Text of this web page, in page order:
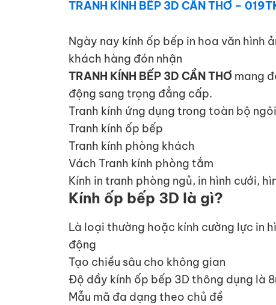
TRANH KÍNH BẾP 3D CẦN THƠ –
Ngày nay kính ốp bếp in hoa văn hình
khách hàng đón nhận
TRANH KÍNH BẾP 3D CẦN THƠ mang
động sang trọng đẳng cấp.
Tranh kính ứng dụng trong toàn bộ
Tranh kính ốp bếp
Tranh kính phòng khách
Vách Tranh kính phòng tắm
Kính in tranh phòng ngủ, in hình cưới,
Kính ốp bếp 3D là gì?
Là loại thường hoặc kính cường lực in
động
Tạo chiều sâu cho không gian
Độ dầy kính ốp bếp 3D thông dụng là
Mẫu mã đa dạng theo chủ đề